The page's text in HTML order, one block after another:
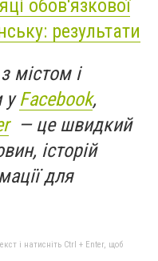
обов'язкової
результати
містом і
уFacebook,
— це швидкий
історій
для
і натисніть Ctrl + Enter, щоб